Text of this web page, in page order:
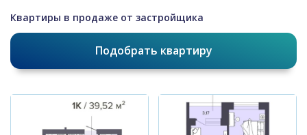
Квартиры в продаже от застройщика
Подобрать квартиру